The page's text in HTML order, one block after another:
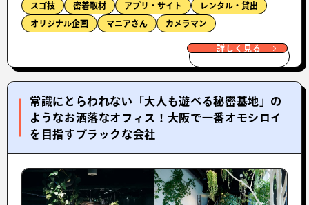
スゴ技 密着取材 アプリ・サイト レンタル・貸出
オリジナル企画 マニアさん カメラマン
詳しく見る
常識にとらわれない「大人も遊べる秘密基地」の
ようなお洒落なオフィス！大阪で一番オモシロイ
を目指すブラックな会社